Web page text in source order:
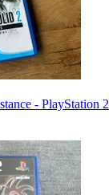
- PlayStation 2